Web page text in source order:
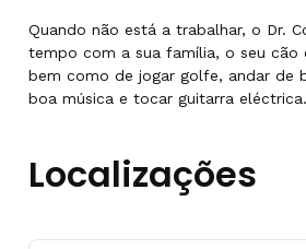
Quando não está a trabalhar, o Dr.
tempo com a sua família, o seu cão
bem como de jogar golfe, andar de
boa música e tocar guitarra eléctrica.
Localizações